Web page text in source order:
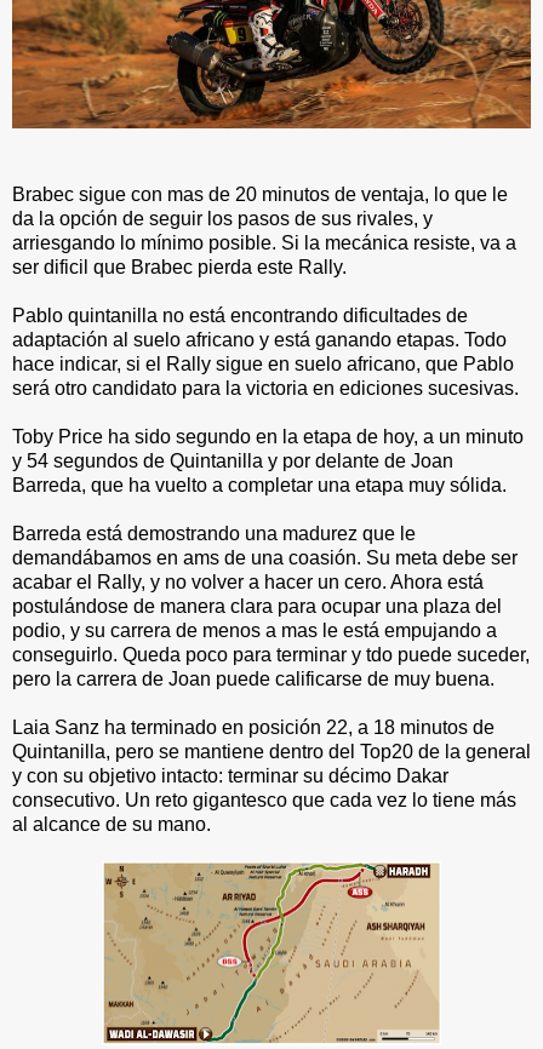
Brabec sigue con mas de 20 minutos de ventaja, lo que le
da la opción de seguir los pasos de sus rivales, y
arriesgando lo mínimo posible. Si la mecánica resiste, va a
ser dificil que Brabec pierda este Rally.
Pablo quintanilla no está encontrando dificultades de
adaptación al suelo africano y está ganando etapas. Todo
hace indicar, si el Rally sigue en suelo africano, que Pablo
será otro candidato para la victoria en ediciones sucesivas.
Toby Price ha sido segundo en la etapa de hoy, a un minuto
y 54 segundos de Quintanilla y por delante de Joan
Barreda, que ha vuelto a completar una etapa muy sólida.
Barreda está demostrando una madurez que le
demandábamos en ams de una coasión. Su meta debe ser
acabar el Rally, y no volver a hacer un cero. Ahora está
postulándose de manera clara para ocupar una plaza del
podio, y su carrera de menos a mas le está empujando a
conseguirlo. Queda poco para terminar y tdo puede suceder,
pero la carrera de Joan puede calificarse de muy buena.
Laia Sanz ha terminado en posición 22, a 18 minutos de
Quintanilla, pero se mantiene dentro del Top20 de la general
y con su objetivo intacto: terminar su décimo Dakar
consecutivo. Un reto gigantesco que cada vez lo tiene más
al alcance de su mano.